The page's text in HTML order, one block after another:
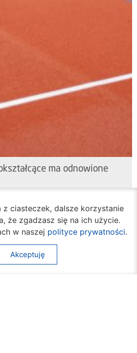
ma odnowione
z ciasteczek, dalsze korzystanie
że zgadzasz się na ich użycie.
w naszej polityce prywatności.
Akceptuję